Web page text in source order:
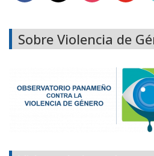
Sobre Violencia de